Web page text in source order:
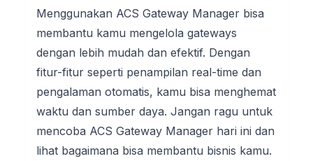
Menggunakan ACS Gateway Manager bisa
membantu kamu mengelola gateways
dengan lebih mudah dan efektif. Dengan
fitur-fitur seperti penampilan real-time dan
pengalaman otomatis, kamu bisa menghemat
waktu dan sumber daya. Jangan ragu untuk
mencoba ACS Gateway Manager hari ini dan
lihat bagaimana bisa membantu bisnis kamu.